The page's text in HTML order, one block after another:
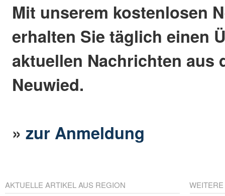
Mit unserem kostenlosen
erhalten Sie täglich einen
aktuellen Nachrichten aus
Neuwied.
»zur Anmeldung
AKTUELLE ARTIKEL AUS REGION